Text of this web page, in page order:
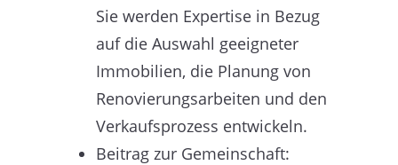
Sie werden Expertise in Bezug
auf die Auswahl geeigneter
Immobilien, die Planung von
Renovierungsarbeiten und den
Verkaufsprozess entwickeln.
Beitrag zur Gemeinschaft: